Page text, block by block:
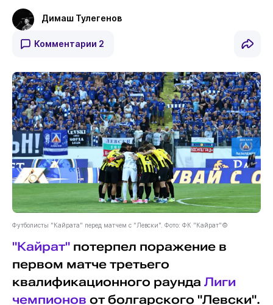
Димаш Тулегенов
Комментарии 2
Футболисты "Кайрата" перед матчем с "Левски". Фото: ФК "Кайрат"©
"Кайрат"потерпел поражение в
первом матче третьего
квалификационного раунда Лиги
чемпионов от болгарского "Левски".